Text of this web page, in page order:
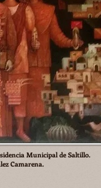
Municipal de Saltillo.
Camarena.